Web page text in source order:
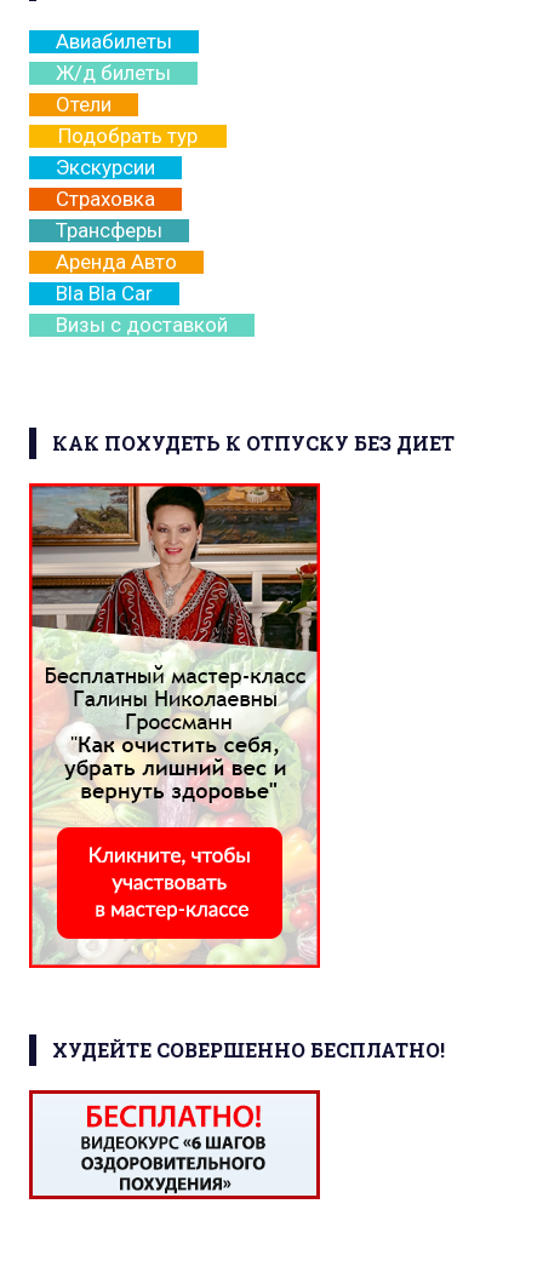
Авиабилеты
Ж/д билеты
Отели
Подобрать тур
Экскурсии
Страховка
Трансферы
Аренда Авто
Bla Bla Car
Визы с доставкой
КАК ПОХУДЕТЬ К ОТПУСКУ БЕЗ ДИЕТ
ХУДЕЙТЕ СОВЕРШЕННО БЕСПЛАТНО!